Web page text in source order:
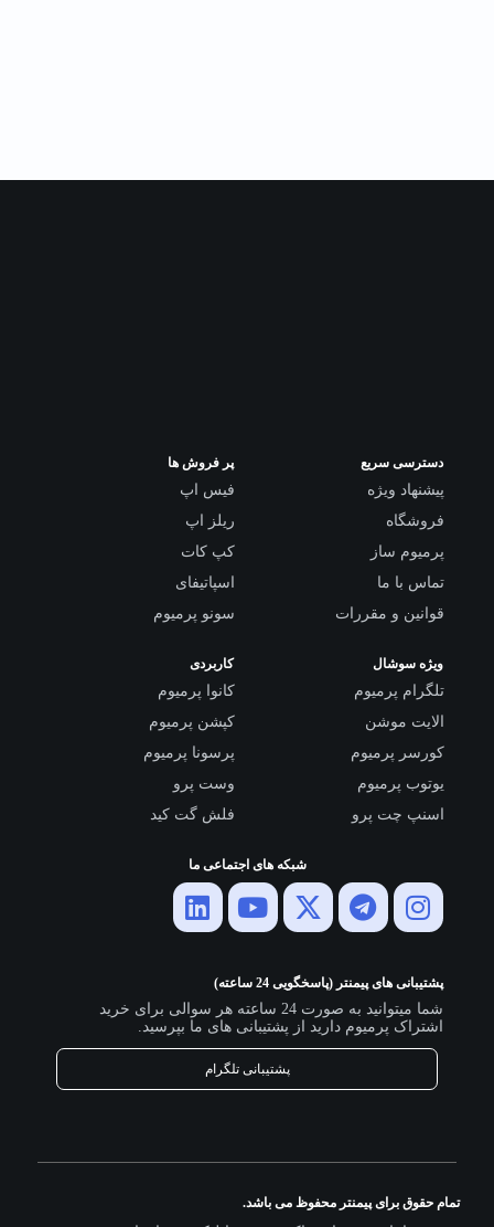
دسترسی سریع
پیشنهاد ویژه
فروشگاه
پرمیوم ساز
تماس با ما
قوانین و مقررات
پر فروش ها
فیس اپ
ریلز اپ
کپ کات
اسپاتیفای
سونو پرمیوم
ویژه سوشال
تلگرام پرمیوم
الایت موشن
کورسر پرمیوم
یوتوب پرمیوم
اسنپ چت پرو
کاربردی
کانوا پرمیوم
کپشن پرمیوم
پرسونا پرمیوم
وست پرو
فلش گت کید
شبکه های اجتماعی ما
پشتیبانی های پیمنتر (پاسخگویی 24 ساعته)
شما میتوانید به صورت 24 ساعته هر سوالی برای خرید
اشتراک پرمیوم دارید از پشتیبانی های ما بپرسید.
پشتیبانی تلگرام
تمام حقوق برای پیمنتر محفوظ می باشد.